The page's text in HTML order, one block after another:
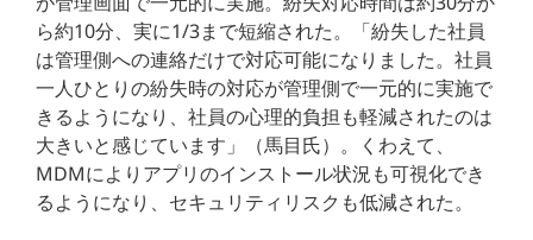
ら約10分、実に1/3まで短縮された。「紛失した社員
は管理側への連絡だけで対応可能になりました。社員
一人ひとりの紛失時の対応が管理側で一元的に実施で
きるようになり、社員の心理的負担も軽減されたのは
大きいと感じています」（馬目氏）。くわえて、
MDMによりアプリのインストール状況も可視化でき
るようになり、セキュリティリスクも低減された。